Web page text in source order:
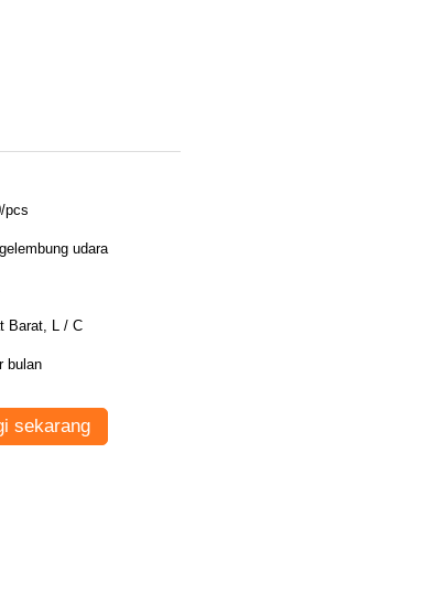
pcs
udara
Barat, L / C
bulan
sekarang